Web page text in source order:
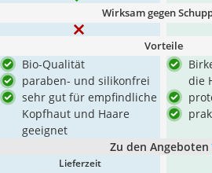
Wirksam gegen
Vorteile
Bio-Qualität
paraben- und silikonfrei
sehr gut für empfindliche
Kopfhaut und Haare
geeignet
die
Zu den Angeboten
Lieferzeit